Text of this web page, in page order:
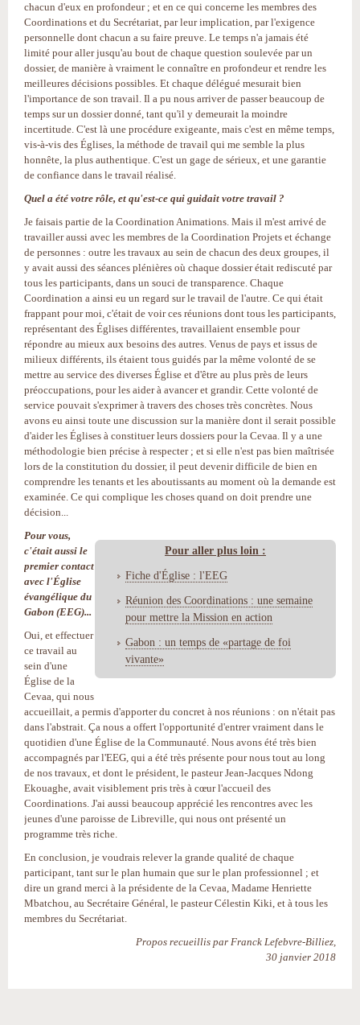
chacun d'eux en profondeur ; et en ce qui concerne les membres des
Coordinations et du Secrétariat, par leur implication, par l'exigence
personnelle dont chacun a su faire preuve. Le temps n'a jamais été
limité pour aller jusqu'au bout de chaque question soulevée par un
dossier, de manière à vraiment le connaître en profondeur et rendre les
meilleures décisions possibles. Et chaque délégué mesurait bien
l'importance de son travail. Il a pu nous arriver de passer beaucoup de
temps sur un dossier donné, tant qu'il y demeurait la moindre
incertitude. C'est là une procédure exigeante, mais c'est en même temps,
vis-à-vis des Églises, la méthode de travail qui me semble la plus
honnête, la plus authentique. C'est un gage de sérieux, et une garantie
de confiance dans le travail réalisé.
Quel a été votre rôle, et qu'est-ce qui guidait votre travail ?
Je faisais partie de la Coordination Animations. Mais il m'est arrivé de
travailler aussi avec les membres de la Coordination Projets et échange
de personnes : outre les travaux au sein de chacun des deux groupes, il
y avait aussi des séances plénières où chaque dossier était rediscuté par
tous les participants, dans un souci de transparence. Chaque
Coordination a ainsi eu un regard sur le travail de l'autre. Ce qui était
frappant pour moi, c'était de voir ces réunions dont tous les participants,
représentant des Églises différentes, travaillaient ensemble pour
répondre au mieux aux besoins des autres. Venus de pays et issus de
milieux différents, ils étaient tous guidés par la même volonté de se
mettre au service des diverses Église et d'être au plus près de leurs
préoccupations, pour les aider à avancer et grandir. Cette volonté de
service pouvait s'exprimer à travers des choses très concrètes. Nous
avons eu ainsi toute une discussion sur la manière dont il serait possible
d'aider les Églises à constituer leurs dossiers pour la Cevaa. Il y a une
méthodologie bien précise à respecter ; et si elle n'est pas bien maîtrisée
lors de la constitution du dossier, il peut devenir difficile de bien en
comprendre les tenants et les aboutissants au moment où la demande est
examinée. Ce qui complique les choses quand on doit prendre une
décision...
Pour aller plus loin :
Fiche d'Église : l'EEG
Réunion des Coordinations : une semaine
pour mettre la Mission en action
Gabon : un temps de «partage de foi
vivante»
Pour vous,
c'était aussi le
premier contact
avec l'Église
évangélique du
Gabon (EEG)...
Oui, et effectuer
ce travail au
sein d'une
Église de la
Cevaa, qui nous
accueillait, a permis d'apporter du concret à nos réunions : on n'était pas
dans l'abstrait. Ça nous a offert l'opportunité d'entrer vraiment dans le
quotidien d'une Église de la Communauté. Nous avons été très bien
accompagnés par l'EEG, qui a été très présente pour nous tout au long
de nos travaux, et dont le président, le pasteur Jean-Jacques Ndong
Ekouaghe, avait visiblement pris très à cœur l'accueil des
Coordinations. J'ai aussi beaucoup apprécié les rencontres avec les
jeunes d'une paroisse de Libreville, qui nous ont présenté un
programme très riche.
En conclusion, je voudrais relever la grande qualité de chaque
participant, tant sur le plan humain que sur le plan professionnel ; et
dire un grand merci à la présidente de la Cevaa, Madame Henriette
Mbatchou, au Secrétaire Général, le pasteur Célestin Kiki, et à tous les
membres du Secrétariat.
Propos recueillis par Franck Lefebvre-Billiez,
30 janvier 2018